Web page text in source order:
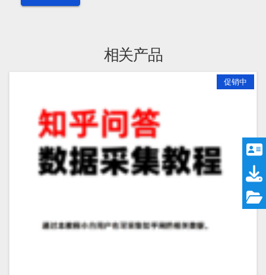
相关产品
促销中